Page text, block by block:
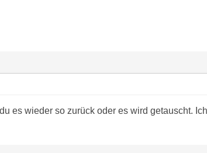
es wieder so zurück oder es wird getauscht.